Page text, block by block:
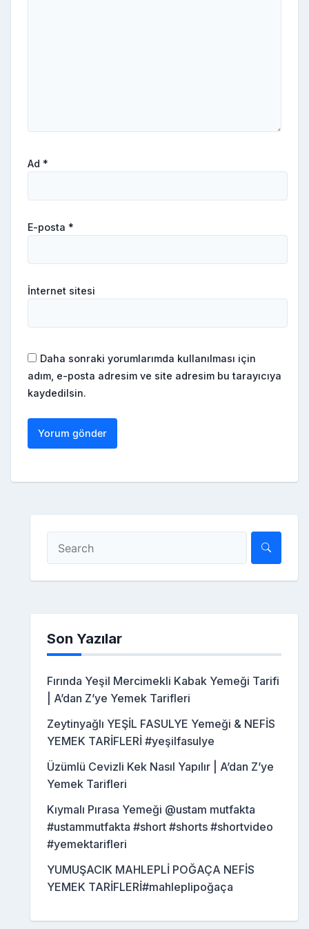
Ad *
E-posta *
İnternet sitesi
Daha sonraki yorumlarımda kullanılması için
adım, e-posta adresim ve site adresim bu tarayıcıya
kaydedilsin.
Son Yazılar
Fırında Yeşil Mercimekli Kabak Yemeği Tarifi
| A’dan Z’ye Yemek Tarifleri
Zeytinyağlı YEŞİL FASULYE Yemeği & NEFİS
YEMEK TARİFLERİ #yeşilfasulye
Üzümlü Cevizli Kek Nasıl Yapılır | A’dan Z’ye
Yemek Tarifleri
Kıymalı Pırasa Yemeği @ustam mutfakta
#ustammutfakta #short #shorts #shortvideo
#yemektarifleri
YUMUŞACIK MAHLEPLİ POĞAÇA NEFİS
YEMEK TARİFLERİ#mahleplipoğaça